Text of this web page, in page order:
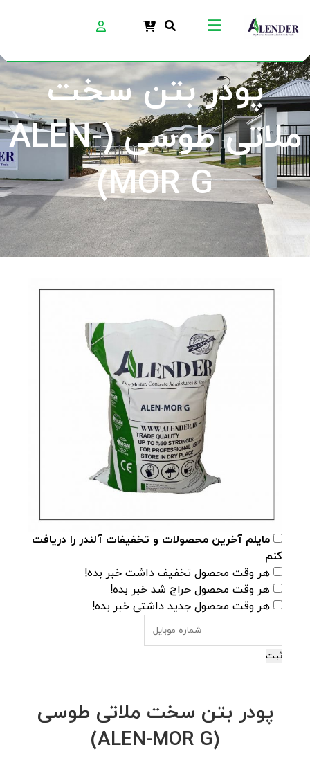
پودر بتن سخت
ملاتی طوسی (ALEN-
MOR G)
مایلم آخرین محصولات و تخفیفات آلندر را دریافت
کنم
هر وقت محصول تخفیف داشت خبر بده!
هر وقت محصول حراج شد خبر بده!
هر وقت محصول جدید داشتی خبر بده!
ثبت
پودر بتن سخت ملاتی طوسی
(ALEN-MOR G)